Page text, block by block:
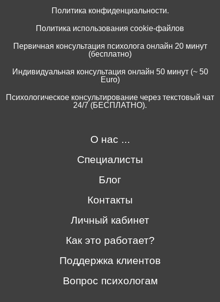
Политика конфиденциальности.
Политика использования cookie-файлов
Первичная консультация психолога онлайн 20 минут
(бесплатно)
Индивидуальная консультация онлайн 50 минут (~ 50
Euro)
Психологическое консультирование через текстовый чат
24/7 (БЕСПЛАТНО).
О нас ...
Специалисты
Блог
Контакты
Личный кабинет
Как это работает?
Поддержка клиентов
Вопрос психологам